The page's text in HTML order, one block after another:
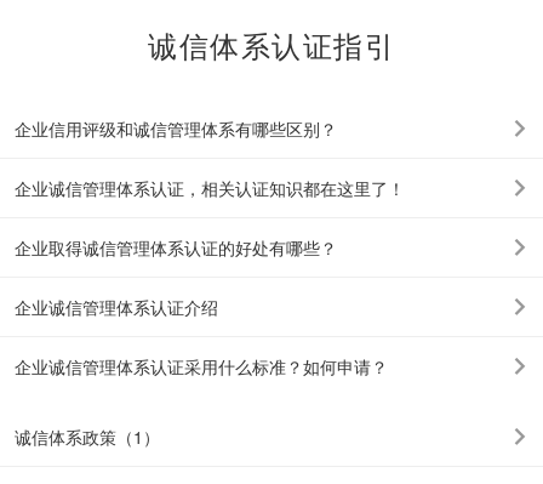
诚信体系认证指引
企业信用评级和诚信管理体系有哪些区别？
企业诚信管理体系认证，相关认证知识都在这里了！
企业取得诚信管理体系认证的好处有哪些？
企业诚信管理体系认证介绍
企业诚信管理体系认证采用什么标准？如何申请？
诚信体系政策（1）